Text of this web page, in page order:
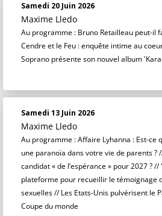
Samedi 20 Juin 2026
Maxime Lledo
Au programme : Bruno Retailleau peut-il
Cendre et le Feu : enquête intime au
Soprano présente son nouvel album
Samedi 13 Juin 2026
Maxime Lledo
Au programme : Affaire Lyhanna : Est-ce
une paranoïa dans votre vie de parents ?
candidat « de l’espérance » pour 2027 ?
plateforme pour recueillir le témoignage
sexuelles // Les Etats-Unis pulvérisent le
Coupe du monde